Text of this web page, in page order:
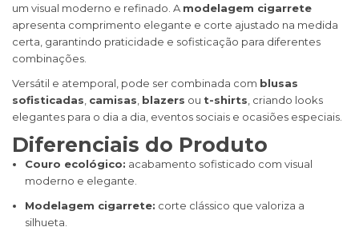
um visual moderno e refinado. A modelagem cigarrete
apresenta comprimento elegante e corte ajustado na medida
certa, garantindo praticidade e sofisticação para diferentes
combinações.
Versátil e atemporal, pode ser combinada com blusas
sofisticadas camisas blazers ou t-shirts , criando looks
elegantes para o dia a dia, eventos sociais e ocasiões especiais.
Diferenciais do Produto
Couro ecológico: acabamento sofisticado com visual
moderno e elegante.
Modelagem cigarrete: corte clássico que valoriza a
silhueta.